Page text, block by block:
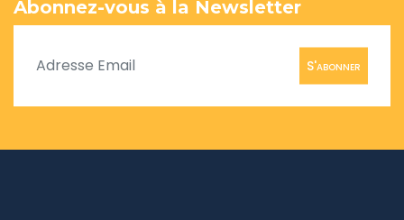
Abonnez-vous à la Newsletter
S'abonner